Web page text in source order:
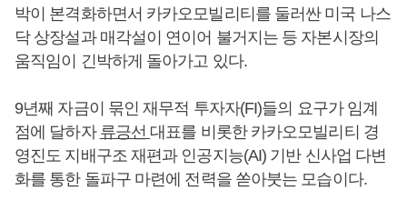
박이 본격화하면서 카카오모빌리티를 둘러싼 미국 나스
닥 상장설과 매각설이 연이어 불거지는 등 자본시장의
움직임이 긴박하게 돌아가고 있다.
9년째 자금이 묶인 재무적 투자자(FI)들의 요구가 임계
점에 달하자 류긍선 대표를 비롯한 카카오모빌리티 경
영진도 지배구조 재편과 인공지능(AI) 기반 신사업 다변
화를 통한 돌파구 마련에 전력을 쏟아붓는 모습이다.